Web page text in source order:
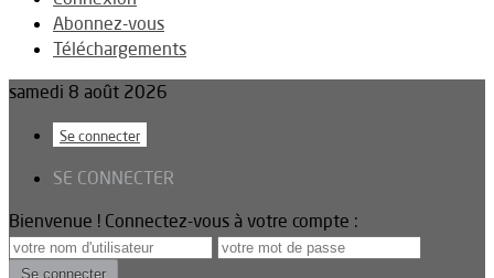
Abonnez-vous
Téléchargements
samedi 8 août 2026
Se connecter
SE CONNECTER
Bienvenue ! Connectez-vous à votre compte :